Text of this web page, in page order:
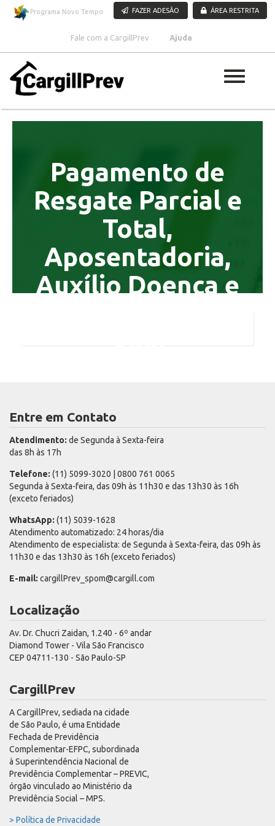
Pular para o conteúdo
Programa Novo Tempo FAZER ADESÃO ÁREA RESTRITA
Fale com a CargillPrev Ajuda
Pagamento de
Resgate Parcial e
Total,
Aposentadoria,
Auxílio Doença e
Entre em Contato
Atendimento: de Segunda à Sexta-feira
das 8h às 17h
Telefone: (11) 5099-3020 | 0800 761 0065
Segunda à Sexta-feira, das 09h às 11h30 e das 13h30 às 16h
(exceto feriados)
WhatsApp: (11) 5039-1628
Atendimento automatizado: 24 horas/dia
Atendimento de especialista: de Segunda à Sexta-feira, das 09h às
11h30 e das 13h30 às 16h (exceto feriados)
E-mail: cargillPrev_spom@cargill.com
Localização
Av. Dr. Chucri Zaidan, 1.240 - 6º andar
Diamond Tower - Vila São Francisco
CEP 04711-130 - São Paulo-SP
CargillPrev
A CargillPrev, sediada na cidade
de São Paulo, é uma Entidade
Fechada de Previdência
Complementar-EFPC, subordinada
à Superintendência Nacional de
Previdência Complementar – PREVIC,
órgão vinculado ao Ministério da
Previdência Social – MPS.
> Política de Privacidade